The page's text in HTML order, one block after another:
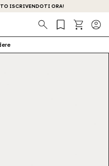
ISCRIVENDOTI ORA!
Ricerca